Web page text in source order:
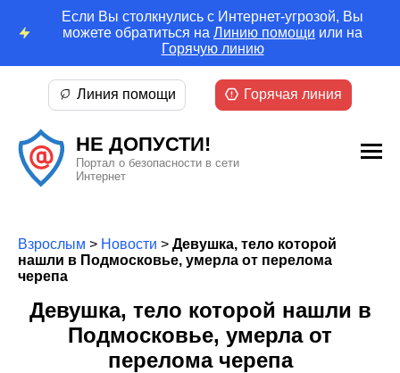
Если Вы столкнулись с Интернет-угрозой, Вы
можете обратиться на Линию помощи или на
Горячую линию
НЕ ДОПУСТИ!
Портал о безопасности в сети
Интернет
Линия помощи Горячая линия
Взрослым > Новости > Девушка, тело которой
нашли в Подмосковье, умерла от перелома
черепа
Девушка, тело которой нашли в
Подмосковье, умерла от
перелома черепа